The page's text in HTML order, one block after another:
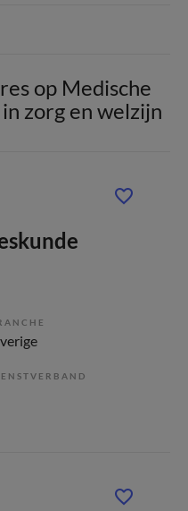
op Medische
zorg en welzijn